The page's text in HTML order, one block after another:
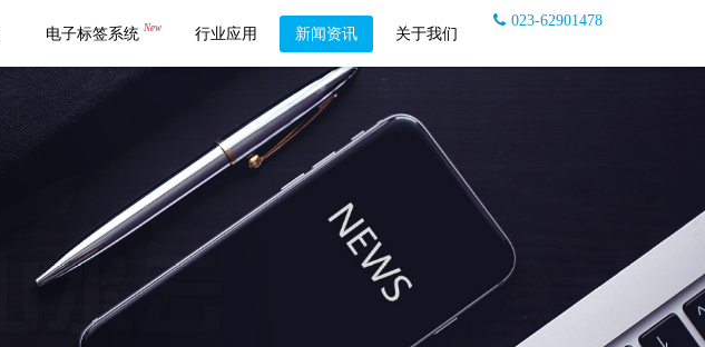
023-62901478
电子标签系统 New 行业应用 新闻资讯 关于我们